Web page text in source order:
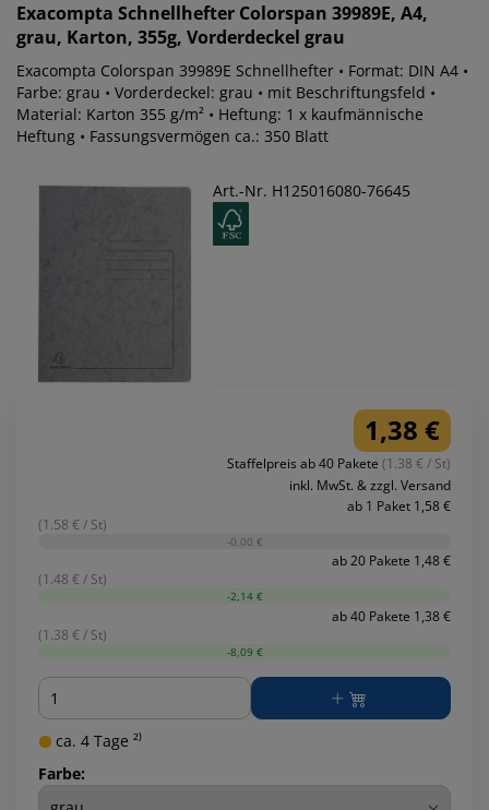
Exacompta Schnellhefter Colorspan 39989E, A4,
grau, Karton, 355g, Vorderdeckel grau
Exacompta Colorspan 39989E Schnellhefter • Format: DIN A4 •
Farbe: grau • Vorderdeckel: grau • mit Beschriftungsfeld •
Material: Karton 355 g/m² • Heftung: 1 x kaufmännische
Heftung • Fassungsvermögen ca.: 350 Blatt
Art.-Nr. H125016080-76645
1,38 €
Staffelpreis ab 40 Pakete (1.38 € / St)
inkl. MwSt. & zzgl. Versand
ab 1 Paket 1,58 €
(1.58 € / St)
-0,00 €
ab 20 Pakete 1,48 €
(1.48 € / St)
-2,14 €
ab 40 Pakete 1,38 €
(1.38 € / St)
-8,09 €
Menge
ca. 4 Tage ²⁾
Farbe: